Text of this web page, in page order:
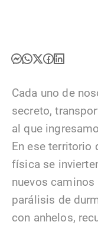
Cada uno de
secreto,
al que
En ese territorio
física se
nuevos caminos
parálisis de
con anhelos,